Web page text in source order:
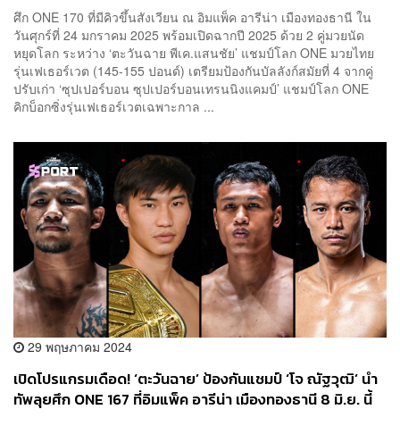
ศึก ONE 170 ที่มีคิวขึ้นสังเวียน ณ อิมแพ็ค อารีน่า เมืองทองธานี ใน
วันศุกร์ที่ 24 มกราคม 2025 พร้อมเปิดฉากปี 2025 ด้วย 2 คู่มวยนัด
หยุดโลก ระหว่าง ‘ตะวันฉาย พีเค.แสนชัย’ แชมป์โลก ONE มวยไทย
รุ่นเฟเธอร์เวต (145-155 ปอนด์) เตรียมป้องกันบัลลังก์สมัยที่ 4 จากคู่
ปรับเก่า ‘ซุปเปอร์บอน ซุปเปอร์บอนเทรนนิงแคมป์’ แชมป์โลก ONE
คิกบ็อกซิ่งรุ่นเฟเธอร์เวตเฉพาะกาล ...
29 พฤษภาคม 2024
เปิดโปรแกรมเดือด! ‘ตะวันฉาย’ ป้องกันแชมป์ ‘โจ ณัฐวุฒิ’ นำ
ทัพลุยศึก ONE 167 ที่อิมแพ็ค อารีน่า เมืองทองธานี 8 มิ.ย. นี้